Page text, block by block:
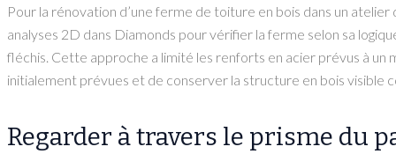
Pour la rénovation d’une ferme de toiture en bois dans un
analyses 2D dans Diamonds pour vérifier la ferme selon sa
fléchis. Cette approche a limité les renforts en acier prévus à
initialement prévues et de conserver la structure en bois visible
Regarder à travers le prisme du